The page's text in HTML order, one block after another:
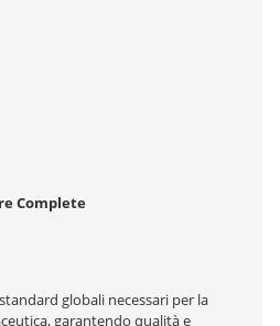
Complete
globali necessari per la
garantendo qualità e